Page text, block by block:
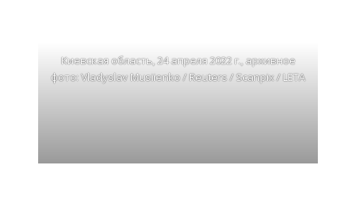
Киевская область, 24 апреля 2022 г., архивное
фото: Vladyslav Musiienko / Reuters / Scanpix / LETA